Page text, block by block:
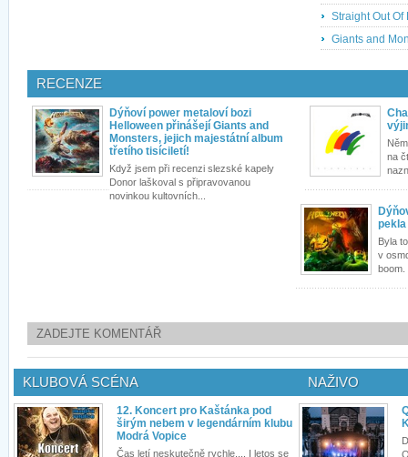
Straight Out Of
Giants and
RECENZE
Dýňoví power metaloví bozi
Helloween přinášejí Giants and
Monsters, jejich majestátní album
třetího tisíciletí!
Když jsem při recenzi slezské kapely
Donor laškoval s připravovanou
novinkou kultovních...
na
pekla
Byla
v
boom.
ZADEJTE KOMENTÁŘ
KLUBOVÁ SCÉNA
12. Koncert pro Kaštánka pod
širým nebem v legendárním klubu
Modrá Vopice
Čas letí neskutečně rychle.... I letos se
NAŽIVO